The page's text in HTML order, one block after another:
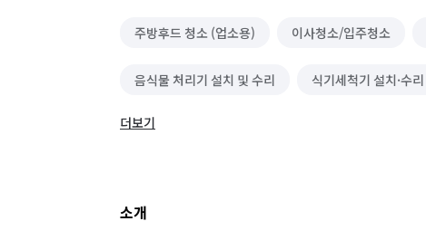
주방후드 청소 (업소용) 이사청소/입주청소
음식물 처리기 설치 및 수리 식기세척기 설치·수리
냉장고 설치 및 수리
인덕션(전기레인지) 설치
더보기
소개